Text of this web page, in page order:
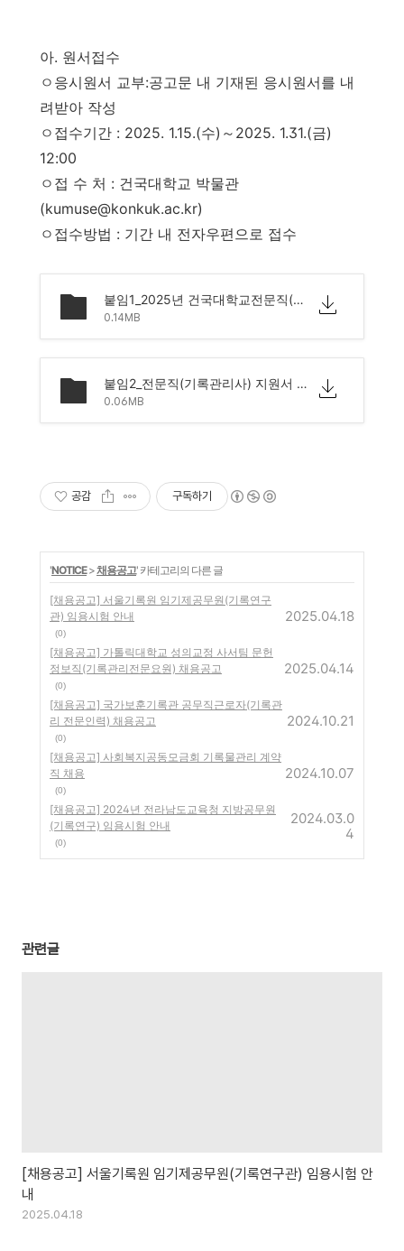
아. 원서접수
ㅇ응시원서 교부:공고문 내 기재된 응시원서를 내
려받아 작성
ㅇ접수기간 : 2025. 1.15.(수) ～ 2025. 1.31.(금)
12:00
ㅇ접 수 처 : 건국대학교 박물관
(kumuse@konkuk.ac.kr)
ㅇ접수방법 : 기간 내 전자우편으로 접수
붙임1_2025년 건국대학교전문직(기록관리사)채용재공고문.hwp
0.14MB
붙임2_전문직(기록관리사) 지원서 및 제출 서류 양식.hwp
0.06MB
공감 구독하기
'NOTICE>채용공고' 카테고리의 다른 글
[채용공고] 서울기록원 임기제공무원(기록연구
관) 임용시험 안내
(0)
2025.04.18
[채용공고] 가톨릭대학교 성의교정 사서팀 문헌
정보직(기록관리전문요원) 채용공고
(0)
2025.04.14
[채용공고] 국가보훈기록관 공무직근로자(기록관
리 전문인력) 채용공고
(0)
2024.10.21
[채용공고] 사회복지공동모금회 기록물관리 계약
직 채용
(0)
2024.10.07
[채용공고] 2024년 전라남도교육청 지방공무원
(기록연구) 임용시험 안내
(0)
2024.03.0
4
관련글
[채용공고] 서울기록원 임기제공무원(기록연구관) 임용시험 안
내
2025.04.18